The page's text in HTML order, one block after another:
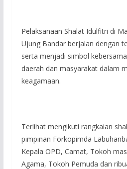
Pelaksanaan Shalat Idulfitri di
Ujung Bandar berjalan dengan
serta menjadi simbol
daerah dan masyarakat dalam
keagamaan.
Terlihat mengikuti rangkaian
pimpinan Forkopimda
Kepala OPD, Camat, Tokoh
Agama, Tokoh Pemuda dan